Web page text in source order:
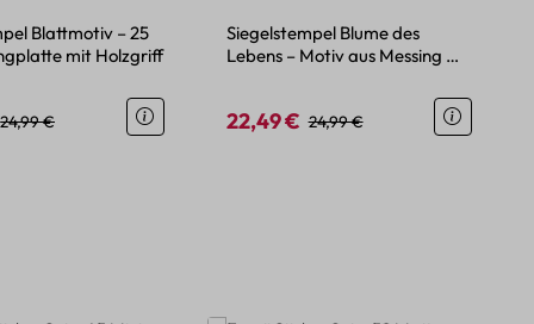
Blattmotiv – 25
mit Holzgriff
Regulärer Preis:
24,99 €
Siegelstempel Blume des
Lebens – Motiv aus Messing mit
Verkaufspreis:
22,49 € Regulärer Preis:
24,99 €